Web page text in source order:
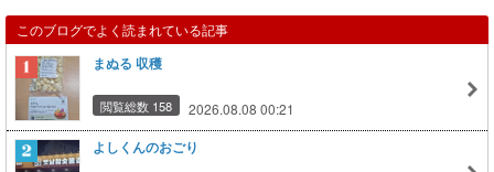
このブログでよく読まれている記事
まぬる 収穫
閲覧総数 158 2026.08.08 00:21
よしくんのおごり